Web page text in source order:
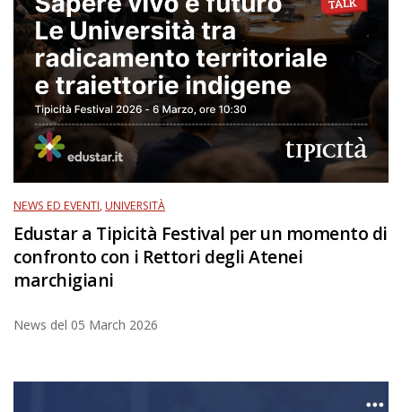
NEWS ED EVENTI,UNIVERSITÀ
Edustar a Tipicità Festival per un momento di
confronto con i Rettori degli Atenei
marchigiani
News del 05 March 2026